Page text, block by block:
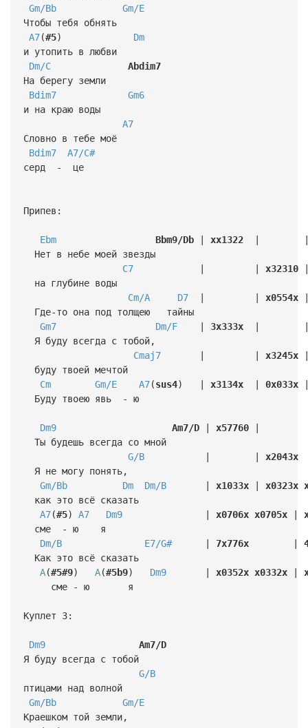
Gm/Bb
Gm/E
Чтобы тебя обнять
A7(#5) Dm
и утопить в любви
Dm/C
Abdim7
На берегу земли
Bdim7
Gm6
и на краю воды
A7
Словно в тебе моё
Bdim7
A7/C#
серд - це
Припев:
Ebm Bbm9/Db| xx1322|
Нет в небе моей звезды
C7| | x32310
на глубине воды
Cm/A
D7| | x0554x
Где-то она под толщею тайны
Gm7
Dm/F| 3x333x|
Я буду всегда с тобой,
Cmaj7| | x3245x
буду твоей мечтой
Cm
Gm/E A7(sus4) | x3134x| 0x033x
Буду твоею явь - ю
Dm9 Am7/D| x57760|
Ты будешь всегда со мной
G/B| | x2043x
Я не могу понять,
Gm/Bb
Dm Dm/B| x1033x| x0323x
как это всё сказать
A7(#5) A7 Dm9| x0706x x0705x|
сме - ю я
Dm/B
E7/G#| 7x776x|
Как это всё сказать
A(#5#9) A(#5b9) Dm9| x0352x x0332x|
сме - ю я
Куплет 3:
Dm9
Am7/D
Я буду всегда с тобой
G/B
птицами над волной
Gm/Bb
Gm/E
Краешком той земли,